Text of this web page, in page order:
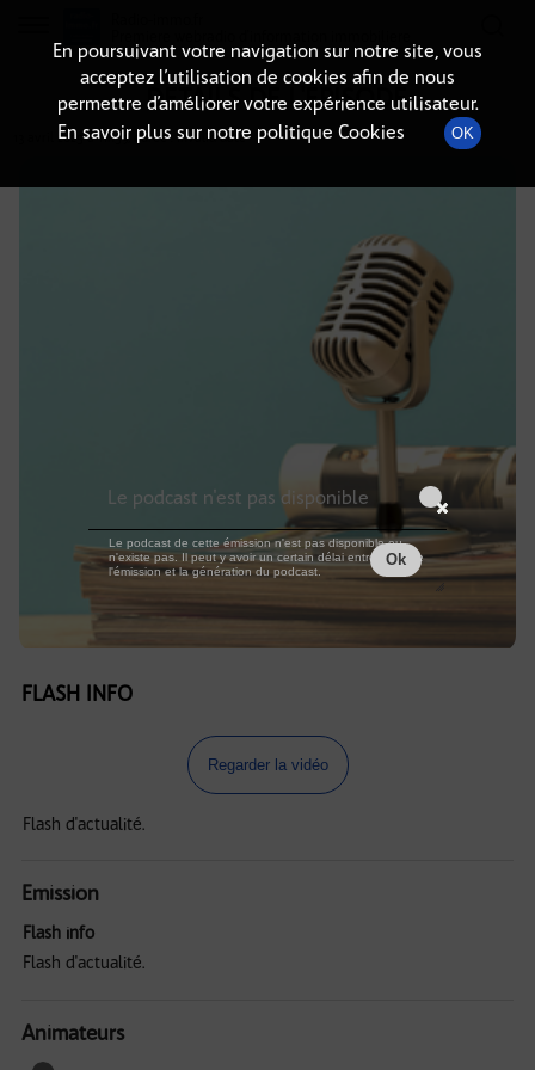
DÉTAILS DE L'ÉPISODE
13 avril 2025à 11h59, durée : Invalid date
FLASH INFO
Regarder la vidéo
Flash d'actualité.
Emission
Flash info
Flash d'actualité.
Animateurs
En poursuivant votre navigation sur notre site, vous
acceptez l’utilisation de cookies afin de nous
permettre d’améliorer votre expérience utilisateur.
En savoir plus sur notre politique Cookies
OK
Le podcast n'est pas disponible
Le podcast de cette émission n'est pas disponible ou
n'existe pas. Il peut y avoir un certain délai entre la fin de
l'émission et la génération du podcast.
Ok